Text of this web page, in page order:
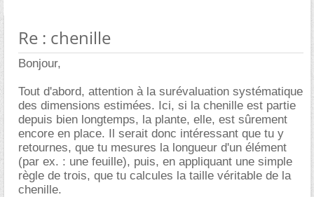
Re : chenille
Bonjour,
Tout d'abord, attention à la surévaluation systématique
des dimensions estimées. Ici, si la chenille est partie
depuis bien longtemps, la plante, elle, est sûrement
encore en place. Il serait donc intéressant que tu y
retournes, que tu mesures la longueur d'un élément
(par ex. : une feuille), puis, en appliquant une simple
règle de trois, que tu calcules la taille véritable de la
chenille.